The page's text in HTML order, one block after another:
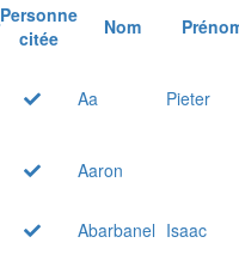
Personne
citée
Nom
Aa Pieter
Aaron
Abarbanel Isaac